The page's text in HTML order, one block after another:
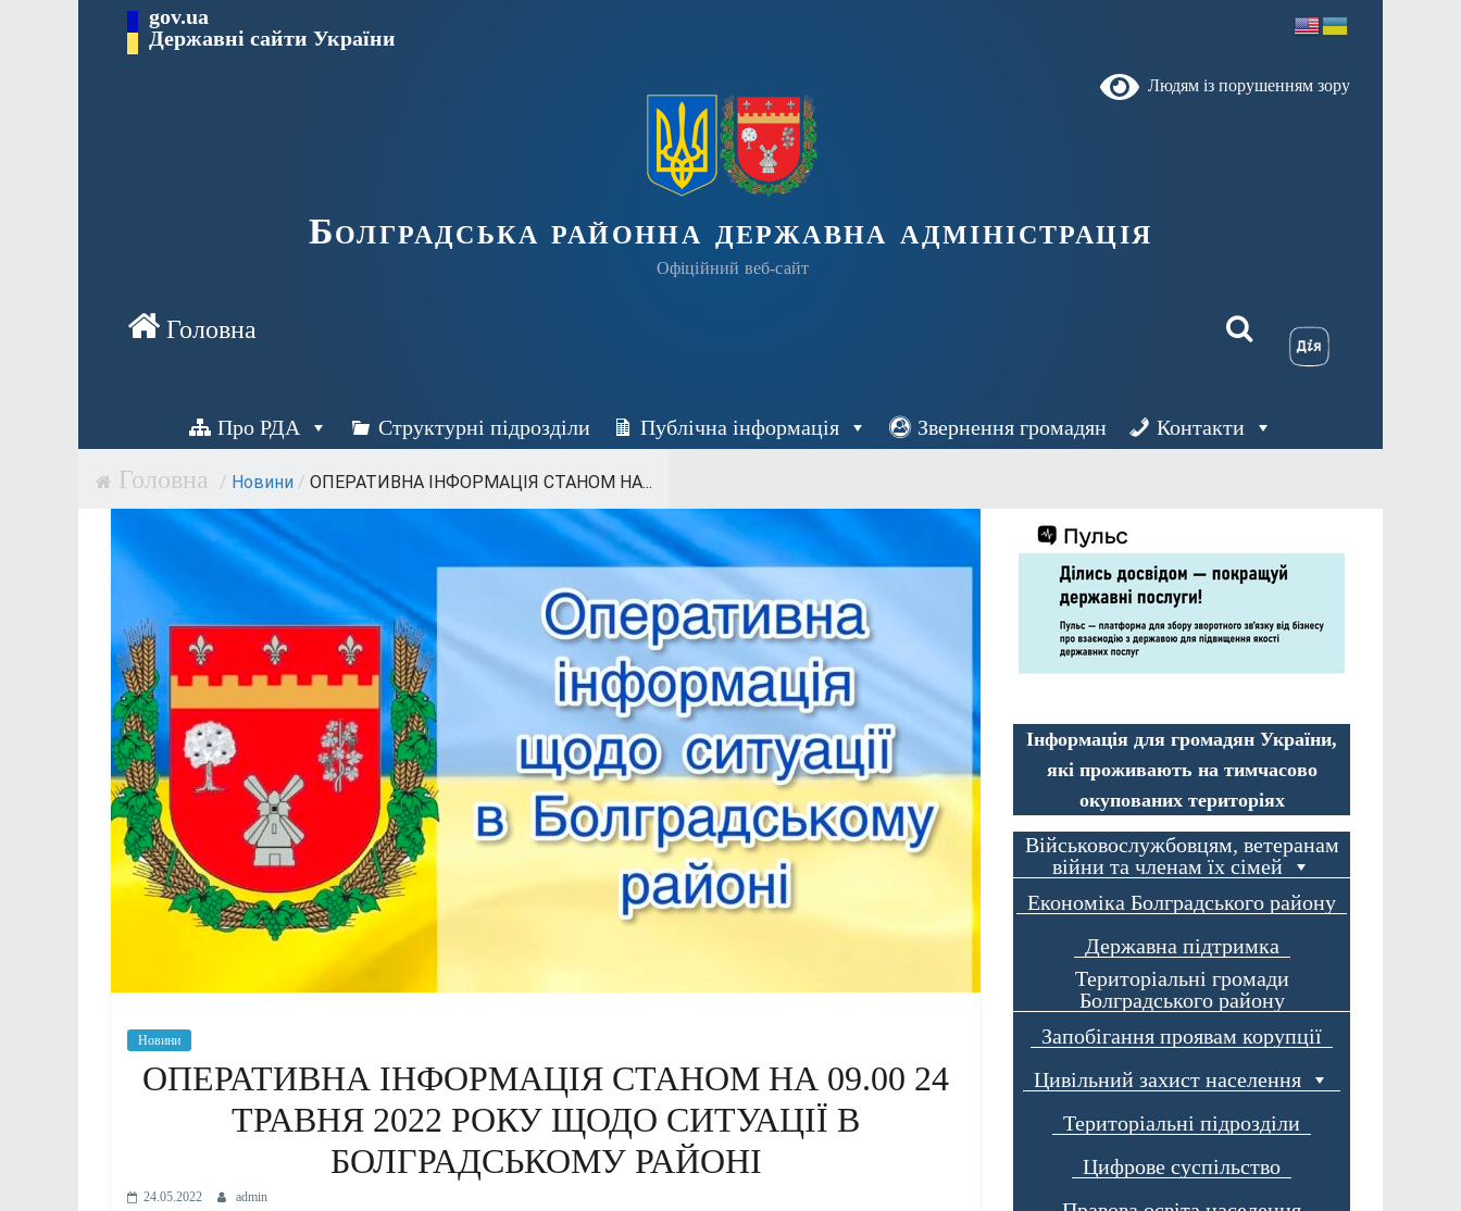
Перейти gov.ua
Державні сайти України
Людям із порушенням зору
Болградська районна державна адміністрація
Офіційний веб-сайт
Про РДА Структурні підрозділи Публічна інформація Звернення громадян Контакти
/ Новини / ОПЕРАТИВНА ІНФОРМАЦІЯ СТАНОМ НА...
Новини
ОПЕРАТИВНА ІНФОРМАЦІЯ СТАНОМ НА 09.00 24
ТРАВНЯ 2022 РОКУ ЩОДО СИТУАЦІЇ В
БОЛГРАДСЬКОМУ РАЙОНІ
24.05.2022 admin
Інформація для громадян України,
які проживають на тимчасово
окупованих територіях
Військовослужбовцям, ветеранам
війни та членам їх сімей
Економіка Болградського району
Державна підтримка
Територіальні громади
Болградського району
Запобігання проявам корупції
Цивільний захист населення
Територіальні підрозділи
Цифрове суспільство